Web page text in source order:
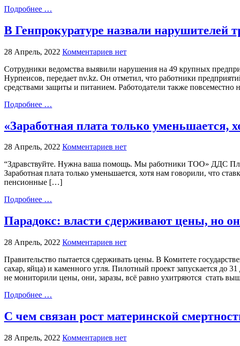
Подробнее …
В Генпрокуратуре назвали нарушителей
28 Апрель, 2022 Комментариев нет
Сотрудники ведомства выявили нарушения на 49 крупных
Нурпеисов, передает nv.kz. Он отметил, что работники
средствами защиты и питанием. Работодатели также
Подробнее …
«Заработная плата только уменьшается,
28 Апрель, 2022 Комментариев нет
“Здравствуйте. Нужна ваша помощь. Мы работники ТОО» ДДС
Заработная плата только уменьшается, хотя нам говорили, что
пенсионные […]
Подробнее …
Парадокс: власти сдерживают цены, но
28 Апрель, 2022 Комментариев нет
Правительство пытается сдерживать цены. В Комитете
сахар, яйца) и каменного угля. Пилотный проект запускается до
не мониторили цены, они, заразы, всё равно ухитряются стать
Подробнее …
С чем связан рост материнской
28 Апрель, 2022 Комментариев нет